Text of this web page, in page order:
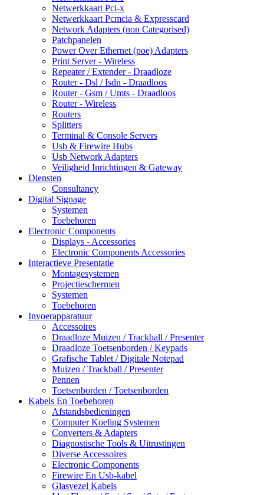
Netwerkkaart Pci-x
Netwerkkaart Pcmcia & Expresscard
Network Adapters (non Categorised)
Patchpanelen
Power Over Ethernet (poe) Adapters
Print Server - Wireless
Repeater / Extender - Draadloze
Router - Dsl / Isdn - Draadloos
Router - Gsm / Umts - Draadloos
Router - Wireless
Routers
Splitters
Terminal & Console Servers
Usb & Firewire Hubs
Usb Network Adapters
Veiligheid Inrichtingen & Gateway
Diensten
Consultancy
Digital Signage
Systemen
Toebehoren
Electronic Components
Displays - Accessories
Electronic Components Accessories
Interactieve Presentatie
Montagesystemen
Projectieschermen
Systemen
Toebehoren
Invoerapparatuur
Accessoires
Draadloze Muizen / Trackball / Presenter
Draadloze Toetsenborden / Keypads
Grafische Tablet / Digitale Notepad
Muizen / Trackball / Presenter
Pennen
Toetsenborden / Toetsenborden
Kabels En Toebehoren
Afstandsbedieningen
Computer Koeling Systemen
Converters & Adapters
Diagnostische Tools & Uitrustingen
Diverse Accessoires
Electronic Components
Firewire En Usb-kabel
Glasvezel Kabels